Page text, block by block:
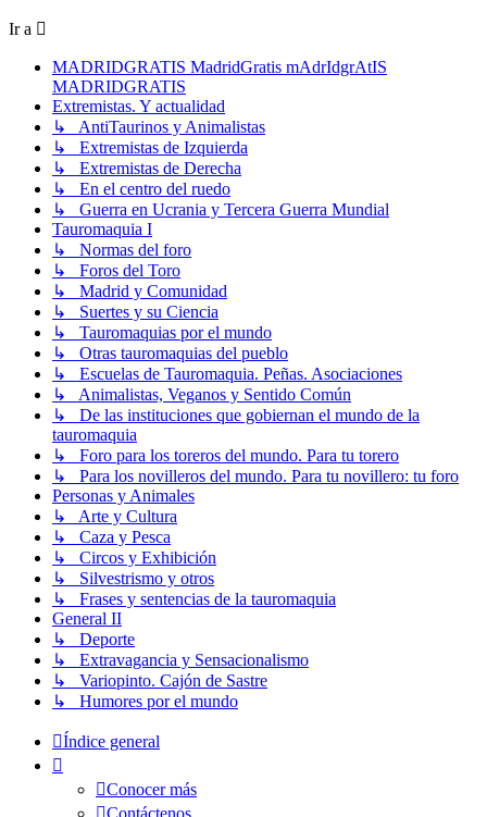
Ir a
MADRIDGRATIS MadridGratis mAdrIdgrAtIS
MADRIDGRATIS
Extremistas. Y actualidad
↳ AntiTaurinos y Animalistas
↳ Extremistas de Izquierda
↳ Extremistas de Derecha
↳ En el centro del ruedo
↳ Guerra en Ucrania y Tercera Guerra Mundial
Tauromaquia I
↳ Normas del foro
↳ Foros del Toro
↳ Madrid y Comunidad
↳ Suertes y su Ciencia
↳ Tauromaquias por el mundo
↳ Otras tauromaquias del pueblo
↳ Escuelas de Tauromaquia. Peñas. Asociaciones
↳ Animalistas, Veganos y Sentido Común
↳ De las instituciones que gobiernan el mundo de la
tauromaquia
↳ Foro para los toreros del mundo. Para tu torero
↳ Para los novilleros del mundo. Para tu novillero: tu foro
Personas y Animales
↳ Arte y Cultura
↳ Caza y Pesca
↳ Circos y Exhibición
↳ Silvestrismo y otros
↳ Frases y sentencias de la tauromaquia
General II
↳ Deporte
↳ Extravagancia y Sensacionalismo
↳ Variopinto. Cajón de Sastre
↳ Humores por el mundo
Índice general
Conocer más